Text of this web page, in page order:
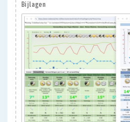
Bijlagen